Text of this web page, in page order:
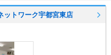
ットワーク宇都宮東店